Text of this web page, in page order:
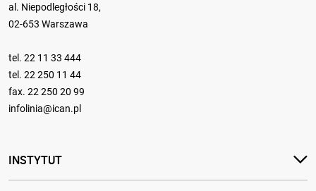
al. Niepodległości 18,
02-653 Warszawa
tel. 22 11 33 444
tel. 22 250 11 44
fax. 22 250 20 99
infolinia@ican.pl
INSTYTUT